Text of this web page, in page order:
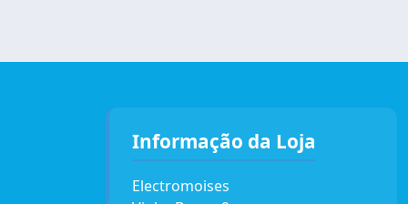
Informação da Loja
Electromoises